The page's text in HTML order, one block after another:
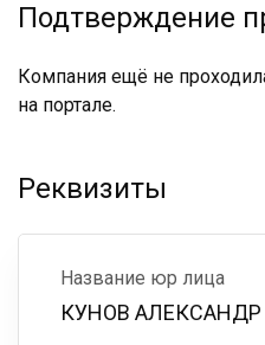
Подтверждение
Компания ещё не
на портале.
Реквизиты
Название юр лица
КУНОВ